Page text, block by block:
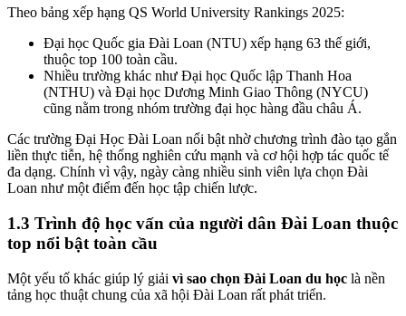
Theo bảng xếp hạng QS World University Rankings 2025:
Đại học Quốc gia Đài Loan (NTU) xếp hạng 63 thế giới,
thuộc top 100 toàn cầu.
Nhiều trường khác như Đại học Quốc lập Thanh Hoa
(NTHU) và Đại học Dương Minh Giao Thông (NYCU)
cũng nằm trong nhóm trường đại học hàng đầu châu Á.
Các trường Đại Học Đài Loan nổi bật nhờ chương trình đào tạo gắn
liền thực tiễn, hệ thống nghiên cứu mạnh và cơ hội hợp tác quốc tế
đa dạng. Chính vì vậy, ngày càng nhiều sinh viên lựa chọn Đài
Loan như một điểm đến học tập chiến lược.
1.3 Trình độ học vấn của người dân Đài Loan thuộc
top nổi bật toàn cầu
Một yếu tố khác giúp lý giải vì sao chọn Đài Loan du học là nền
tảng học thuật chung của xã hội Đài Loan rất phát triển.